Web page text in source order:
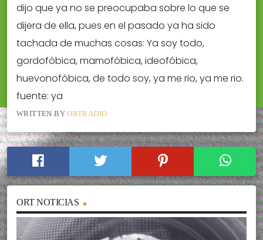
dijo que ya no se preocupaba sobre lo que se
dijera de ella, pues en el pasado ya ha sido
tachada de muchas cosas: Ya soy todo,
gordofóbica, mamofóbica, ideofóbica,
huevonofóbica, de todo soy, ya me rio, ya me rio.
fuente: ya
WRITTEN BYORTRADIO
ORT NOTICIAS